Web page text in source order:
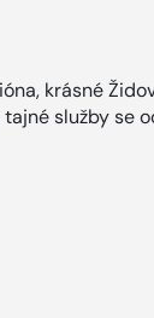
krásné
služby se